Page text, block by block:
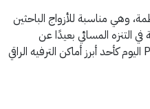
وهي مناسبة للأزواج الباحثين
التنزه المسائي بعيدًا عن
الازدحام. وتُصنّف Phu Quoc Marina اليوم كأحد أبرز أماكن الترفيه الراقي